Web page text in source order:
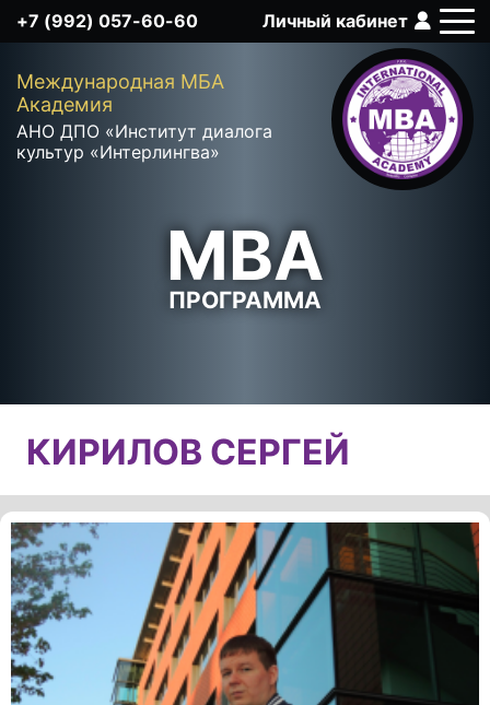
+7 (992) 057-60-60 Личный кабинет Q
Международная MБА
Академия
АНО ДПО «Институт диалога
культур «Интерлингва»
MBA
ПРОГРАММА
КИРИЛОВ СЕРГЕЙ